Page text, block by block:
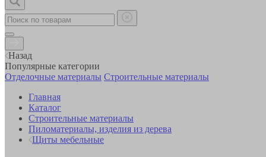
Назад
Популярные категории
Отделочные материалы Строительные материалы
Главная
Каталог
Строительные материалы
Пиломатериалы, изделия из дерева
Щиты мебельные